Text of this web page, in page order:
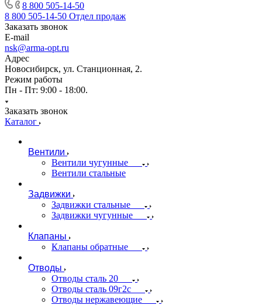
8 800 505-14-50
8 800 505-14-50 Отдел продаж
Заказать звонок
E-mail
nsk@arma-opt.ru
Адрес
Новосибирск, ул. Станционная, 2.
Режим работы
Пн - Пт: 9:00 - 18:00.
Заказать звонок
Каталог
Вентили
Вентили чугунные
Вентили стальные
Задвижки
Задвижки стальные
Задвижки чугунные
Клапаны
Клапаны обратные
Отводы
Отводы сталь 20
Отводы сталь 09г2с
Отводы нержавеющие